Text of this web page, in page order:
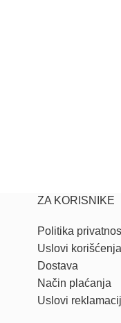
ZA KORISNIKE
Politika
Uslovi korišćenja
Dostava
Način plaćanja
Uslovi